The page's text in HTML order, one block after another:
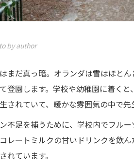
by author
まだ真っ暗。オランダは雪はほと
登園します。学校や幼稚園に着く
されていて、暖かな雰囲気の中で先
不足を補うために、学校内でフル
レートミルクの甘いドリンクを飲
れています。